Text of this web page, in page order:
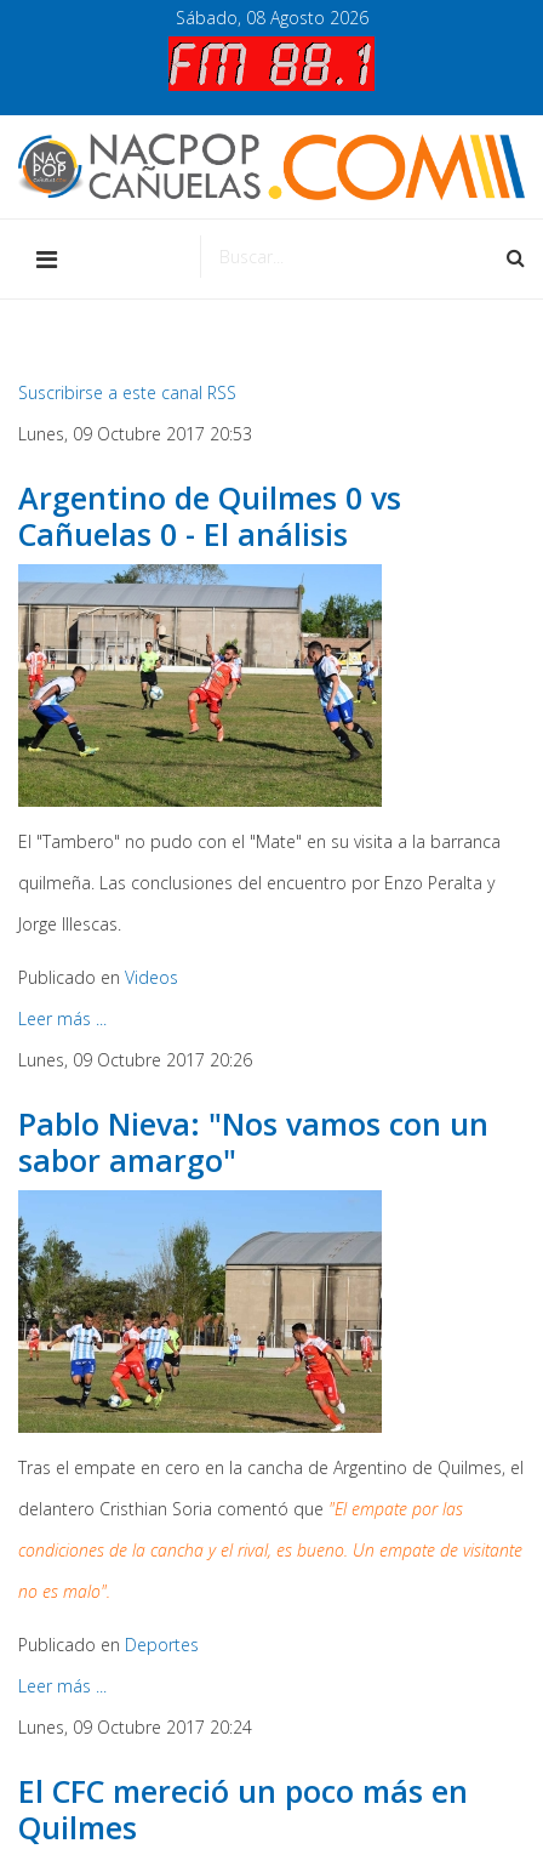
Sábado, 08 Agosto 2026
Suscribirse a este canal RSS
Lunes, 09 Octubre 2017 20:53
Argentino de Quilmes 0 vs
Cañuelas 0 - El análisis
El "Tambero" no pudo con el "Mate" en su visita a la barranca
quilmeña. Las conclusiones del encuentro por Enzo Peralta y
Jorge Illescas.
Publicado en Videos
Leer más ...
Lunes, 09 Octubre 2017 20:26
Pablo Nieva: "Nos vamos con un
sabor amargo"
Tras el empate en cero en la cancha de Argentino de Quilmes, el
delantero Cristhian Soria comentó que "El empate por las
condiciones de la cancha y el rival, es bueno. Un empate de visitante
no es malo".
Publicado en Deportes
Leer más ...
Lunes, 09 Octubre 2017 20:24
El CFC mereció un poco más en
Quilmes